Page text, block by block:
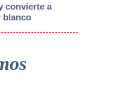
convierte a
blanco